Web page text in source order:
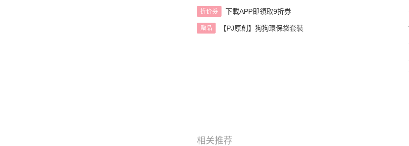
折价券 下載APP即領取9折券
赠品 【PJ原創】狗狗環保袋套裝
相关推荐